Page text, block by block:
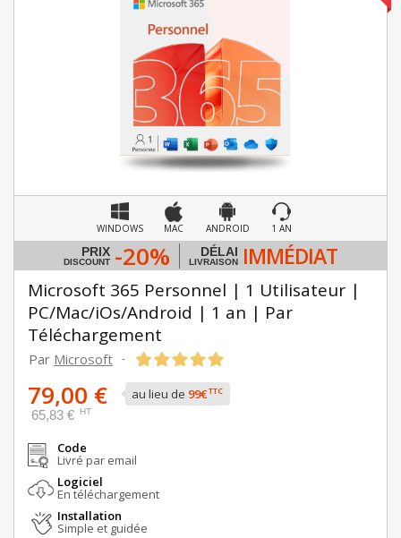
WINDOWS MAC ANDROID 1 AN
PRIX
DISCOUNT -20% DÉLAI
LIVRAISON IMMÉDIAT
Microsoft 365 Personnel | 1 Utilisateur |
PC/Mac/iOs/Android | 1 an | Par
Téléchargement
Par Microsoft -
79,00 € au lieu de 99€TTC
65,83 € HT
Code
Livré par email
Logiciel
En téléchargement
Installation
Simple et guidée